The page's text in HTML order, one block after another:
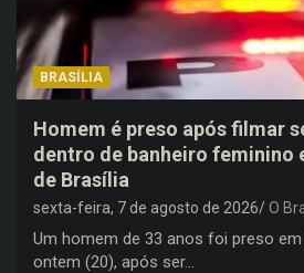
BRASÍLIA
Homem é preso após filmar
dentro de banheiro feminino
de Brasília
sexta-feira, 7 de agosto de 2026 O
Um homem de 33 anos foi preso
ontem (20), após ser…